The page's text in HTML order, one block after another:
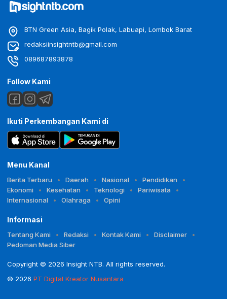
BTN Green Asia, Bagik Polak, Labuapi, Lombok Barat
redaksiinsightntb@gmail.com
089687893878
Follow Kami
Ikuti Perkembangan Kami di
Menu Kanal
Berita Terbaru Daerah Nasional
Pendidikan
Ekonomi
Kesehatan Teknologi
Pariwisata
Internasional
Olahraga Opini
Informasi
Tentang Kami Redaksi Kontak Kami
Disclaimer
Pedoman Media Siber
Copyright © 2026 Insight NTB. All rights reserved.
© 2026 PT Digital Kreator Nusantara